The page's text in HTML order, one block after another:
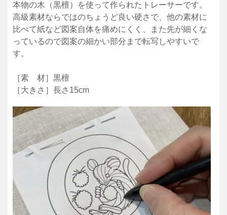
本物の木（黒檀）を使って作られたトレーサーです。
高級素材ならではのちょうど良い硬さで、他の素材に
比べて紙など図案自体を痛めにくく、また先が細くな
っているので図案の細かい部分まで転写しやすいで
す。
［素 材］黒檀
［大きさ］長さ15cm